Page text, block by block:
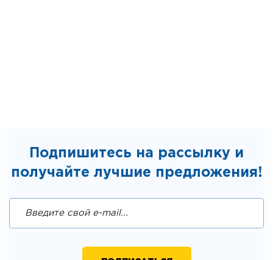
Подпишитесь на рассылку и
получайте лучшие предложения!